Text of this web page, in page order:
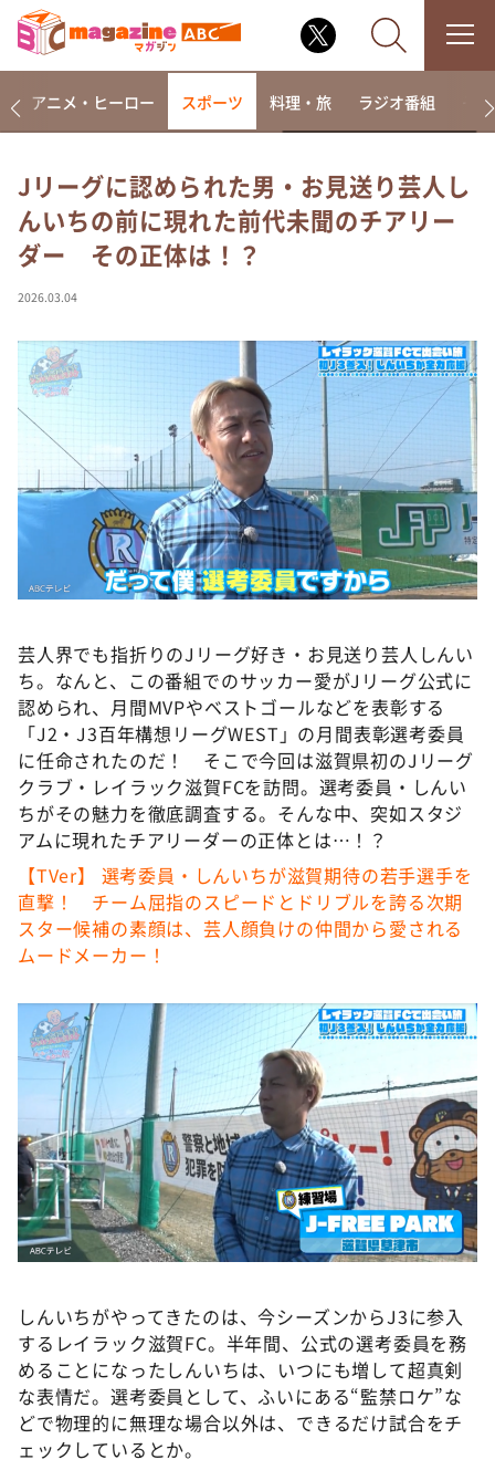
なるみ・岡村の過ぎるTV
相席食堂
これ余談なんですけど・・・
て真剣です
探偵！ナイトスクープ
河合＆A.B.C-Z塚田×福井アナ「なんでやねん！？」
（news おかえり）
DAIGOも台所 ～きょうの献立 何にする？～
本日はダイアンなり！シーズン２
朝だ！生です旅サラダ
ＬＩＦＥ～夢のカタチ～
新婚さんいらっしゃい！
ポツンと一軒家
ザキ山小屋本館
ぺこぱのまるスポ
アナ回覧板
アニメ・ヒーロー スポーツ 料理・旅 ラジオ番組 そ
Jリーグに認められた男・お見送り芸人し
んいちの前に現れた前代未聞のチアリー
ダー その正体は！？
2026.03.04
芸人界でも指折りのJリーグ好き・お見送り芸人しんい
ち。なんと、この番組でのサッカー愛がJリーグ公式に
認められ、月間MVPやベストゴールなどを表彰する
「J2・J3百年構想リーグWEST」の月間表彰選考委員
に任命されたのだ！ そこで今回は滋賀県初のJリーグ
クラブ・レイラック滋賀FCを訪問。選考委員・しんい
ちがその魅力を徹底調査する。そんな中、突如スタジ
アムに現れたチアリーダーの正体とは…！？
【TVer】 選考委員・しんいちが滋賀期待の若手選手を
直撃！ チーム屈指のスピードとドリブルを誇る次期
スター候補の素顔は、芸人顔負けの仲間から愛される
ムードメーカー！
しんいちがやってきたのは、今シーズンからJ3に参入
するレイラック滋賀FC。半年間、公式の選考委員を務
めることになったしんいちは、いつにも増して超真剣
な表情だ。選考委員として、ふいにある“監禁ロケ”な
どで物理的に無理な場合以外は、できるだけ試合をチ
ェックしているとか。